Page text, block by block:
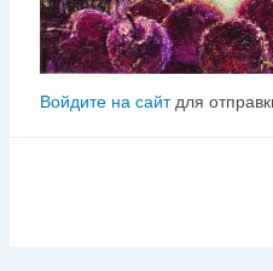
Войдите на сайтдля